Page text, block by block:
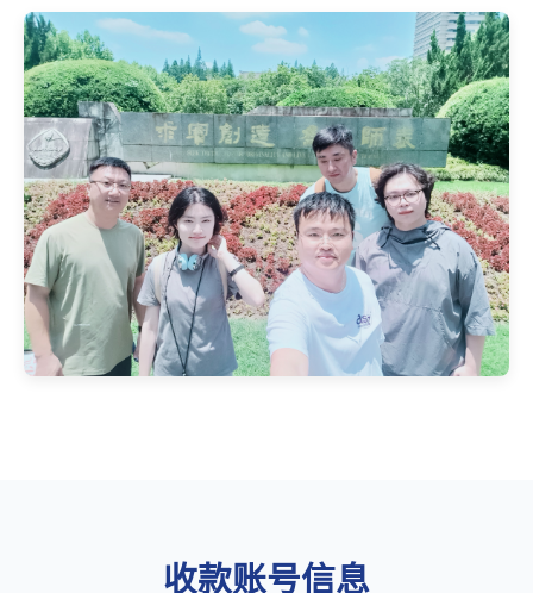
收款账号信息